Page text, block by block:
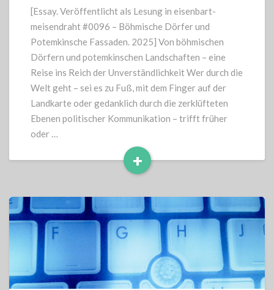
–
eine
Reise
ins
Reich
der
Unverständlichkeit
[Essay. Veröffentlicht als Lesung in eisenbart-
meisendraht #0096 – Böhmische Dörfer und
Potemkinsche Fassaden. 2025] Von böhmischen
Dörfern und potemkinschen Landschaften – eine
Reise ins Reich der Unverständlichkeit Wer durch die
Welt geht – sei es zu Fuß, mit dem Finger auf der
Landkarte oder gedanklich durch die zerklüfteten
Ebenen politischer Kommunikation – trifft früher
oder …
+
Read